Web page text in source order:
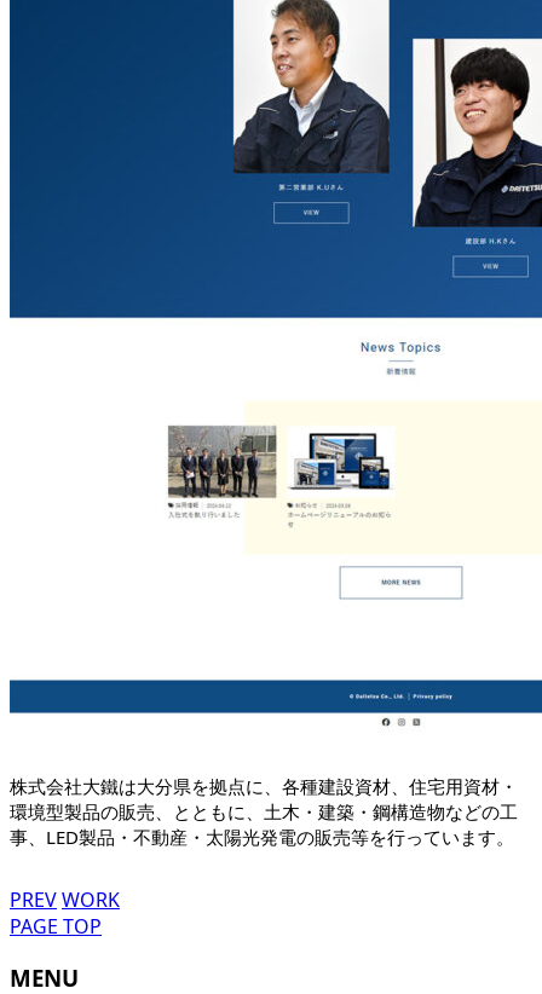
株式会社大鐵は大分県を拠点に、各種建設資材、住宅用資材・
環境型製品の販売、とともに、土木・建築・鋼構造物などの工
事、LED製品・不動産・太陽光発電の販売等を行っています。
PREVWORK
PAGE TOP
MENU